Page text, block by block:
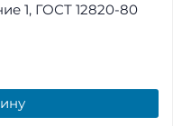
1, ГОСТ 12820-80